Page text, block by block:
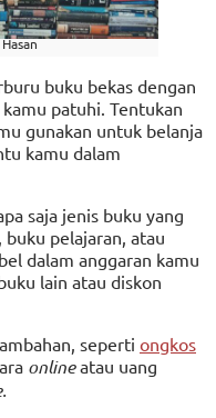
buku bekas dengan
patuhi. Tentukan
gunakan untuk belanja
kamu dalam
saja jenis buku yang
, buku pelajaran, atau
dalam anggaran kamu
lain atau diskon
seperti ongkos
onlineatau uang